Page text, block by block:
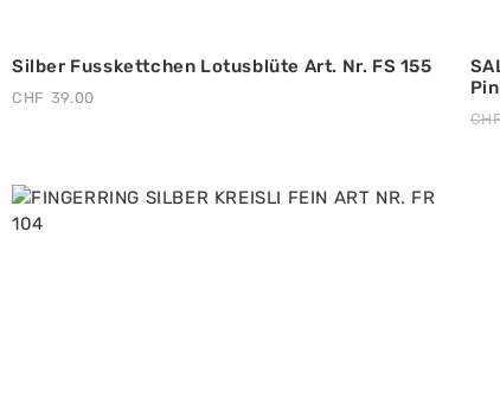
Silber Fusskettchen Lotusblüte Art. Nr. FS 155
CHF 39.00